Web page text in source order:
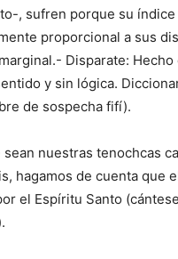
, sufren porque su
proporcional a sus
Disparate:
y sin lógica.
de sospecha fifí).
nuestras tenochcas
hagamos de cuenta que
el Espíritu Santo